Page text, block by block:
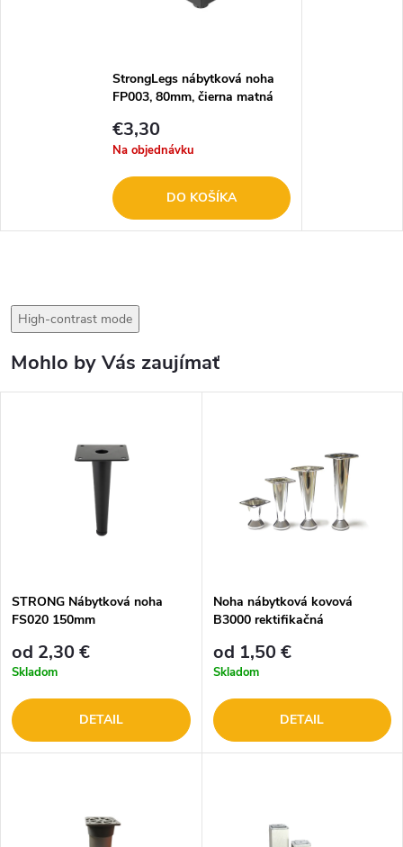
StrongLegs nábytková noha
FP003, 80mm, čierna matná
€3,30
Na objednávku
DO KOŠÍKA
High-contrast mode
Mohlo by Vás zaujímať
STRONG Nábytková noha
FS020 150mm
od 2,30 €
Skladom
DETAIL
Noha nábytková kovová
B3000 rektifikačná
od 1,50 €
Skladom
DETAIL